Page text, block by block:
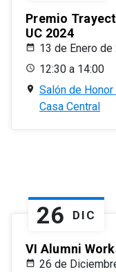
Premio
UC 2024
13 de Enero de
12:30 a 14:00
Salón de
Casa Central
26 DIC
VI Alumni
26 de